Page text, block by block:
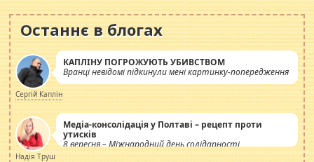
Останнє в блогах
КАПЛІНУ ПОГРОЖУЮТЬ УБИВСТВОМ
Вранці невідомі підкинули мені картинку-попередження
Сергій Каплін
Медіа-консолідація у Полтаві – рецепт проти
утисків
8 вересня – Міжнародний день солідарності
журналістів.
Надія Труш